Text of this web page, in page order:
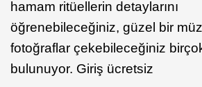
hamam ritüellerin detaylarını
öğrenebileceğiniz, güzel bir
fotoğraflar çekebileceğiniz
bulunuyor. Giriş ücretsiz